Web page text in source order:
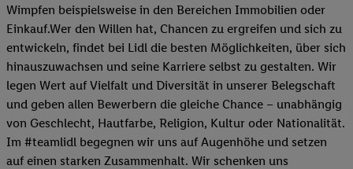
Wimpfen beispielsweise in den Bereichen Immobilien oder
Einkauf.Wer den Willen hat, Chancen zu ergreifen und sich zu
entwickeln, findet bei Lidl die besten Möglichkeiten, über sich
hinauszuwachsen und seine Karriere selbst zu gestalten. Wir
legen Wert auf Vielfalt und Diversität in unserer Belegschaft
und geben allen Bewerbern die gleiche Chance – unabhängig
von Geschlecht, Hautfarbe, Religion, Kultur oder Nationalität.
Im #teamlidl begegnen wir uns auf Augenhöhe und setzen
auf einen starken Zusammenhalt. Wir schenken uns